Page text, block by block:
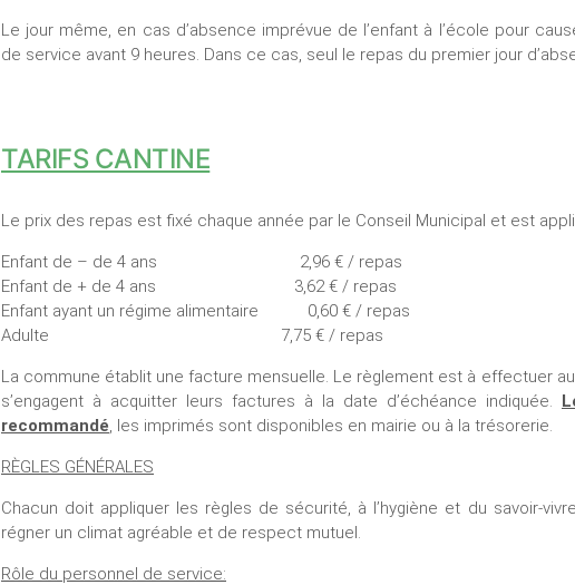
Le jour même, en cas d’absence imprévue de l’enfant à l’école pour
de service avant 9 heures. Dans ce cas, seul le repas du premier jour
TARIFS CANTINE
Le prix des repas est fixé chaque année par le Conseil Municipal et est
Enfant de – de 4 ans 2,96 € / repas
Enfant de + de 4 ans 3,62 € / repas
Enfant ayant un régime alimentaire 0,60 € / repas
Adulte 7,75 € / repas
La commune établit une facture mensuelle. Le règlement est à effectuer
s’engagent à acquitter leurs factures à la date d’échéance indiquée.
recommandé, les imprimés sont disponibles en mairie ou à la trésorerie.
RÈGLES GÉNÉRALES
Chacun doit appliquer les règles de sécurité, à l’hygiène et du savoir-
régner un climat agréable et de respect mutuel.
Rôle du personnel de service: